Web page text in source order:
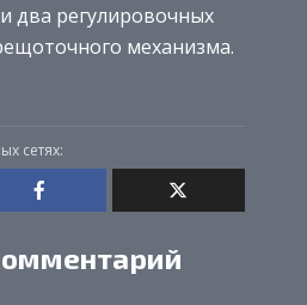
два регулировочных
механизма.
сетях: